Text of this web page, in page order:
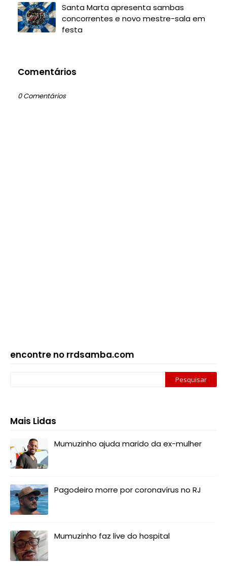
Santa Marta apresenta sambas
concorrentes e novo mestre-sala em
festa
Comentários
0 Comentários
encontre no rrdsamba.com
Mais Lidas
Mumuzinho ajuda marido da ex-mulher
Pagodeiro morre por coronavírus no RJ
Mumuzinho faz live do hospital